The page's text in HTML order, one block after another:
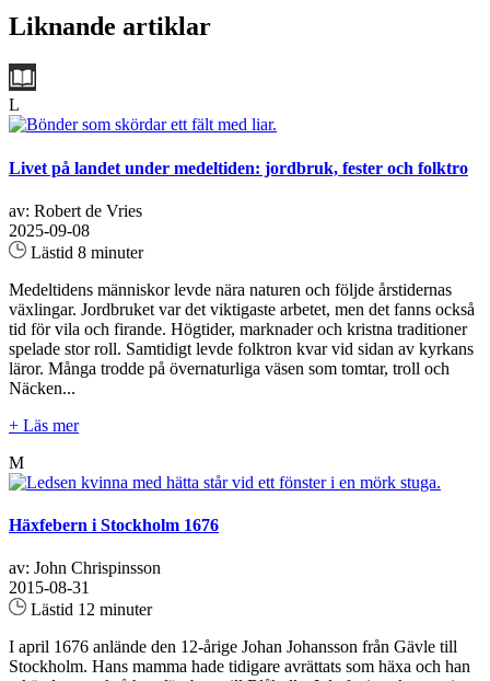
Liknande artiklar
L
Livet på landet under medeltiden: jordbruk, fester och folktro
av: Robert de Vries
2025-09-08
Lästid 8 minuter
Medeltidens människor levde nära naturen och följde årstidernas
växlingar. Jordbruket var det viktigaste arbetet, men det fanns också
tid för vila och firande. Högtider, marknader och kristna traditioner
spelade stor roll. Samtidigt levde folktron kvar vid sidan av kyrkans
läror. Många trodde på övernaturliga väsen som tomtar, troll och
Näcken...
+ Läs mer
M
Häxfebern i Stockholm 1676
av: John Chrispinsson
2015-08-31
Lästid 12 minuter
I april 1676 anlände den 12-årige Johan Johansson från Gävle till
Stockholm. Hans mamma hade tidigare avrättats som häxa och han